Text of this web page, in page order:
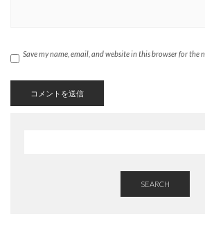
Save my name, email, and website in this browser for the
SEARCH